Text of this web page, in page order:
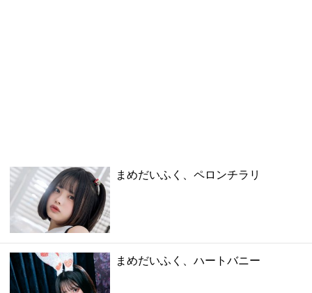
まめだいふく、ペロンチラリ
まめだいふく、ハートバニー